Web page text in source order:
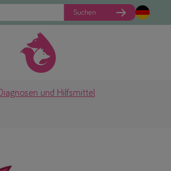
Suchen
Diagnosen und Hilfsmittel